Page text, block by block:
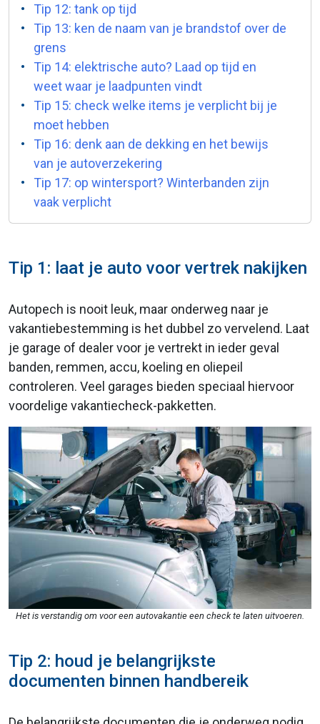
Tip 12: tank op tijd
Tip 13: ken de naam van je brandstof over de
grens
Tip 14: elektrische auto? Laad op tijd en
weet waar je laadpunten vindt
Tip 15: check welke items je verplicht bij je
moet hebben
Tip 16: denk aan de dekking en het bewijs
van je autoverzekering
Tip 17: op wintersport? Winterbanden zijn
vaak verplicht
Tip 1: laat je auto voor vertrek nakijken
Autopech is nooit leuk, maar onderweg naar je
vakantiebestemming is het dubbel zo vervelend. Laat
je garage of dealer voor je vertrekt in ieder geval
banden, remmen, accu, koeling en oliepeil
controleren. Veel garages bieden speciaal hiervoor
voordelige vakantiecheck-pakketten.
Het is verstandig om voor een autovakantie een check te laten uitvoeren.
Tip 2: houd je belangrijkste
documenten binnen handbereik